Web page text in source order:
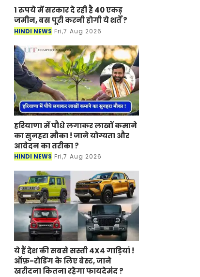
1 रुपये में सरकार दे रही है 40 एकड़
जमीन, बस पूरी करनी होगी ये शर्तें ?
HINDI NEWS Fri,7 Aug 2026
हरियाणा में पौधे लगाकर लाखों कमाने
का सुनहरा मौका ! जाने योग्यता और
आवेदन का तरीका ?
HINDI NEWS Fri,7 Aug 2026
ये हैं देश की सबसे सस्ती 4X4 गाड़ियां !
ऑफ़-रोडिंग के लिए बेस्ट, जाने
खरीदना कितना रहेगा फायदेमंद ?